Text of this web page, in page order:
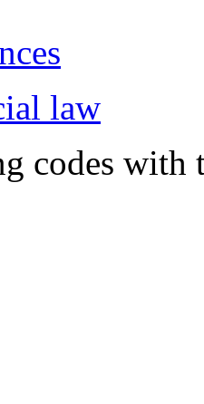
law
codes with